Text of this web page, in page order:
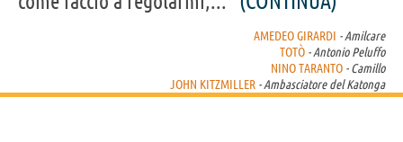
AMEDEO GIRARDI - Amilcare
TOTÒ - Antonio Peluffo
NINO TARANTO - Camillo
JOHN KITZMILLER - Ambasciatore del Katonga